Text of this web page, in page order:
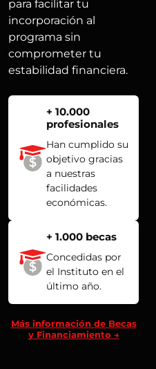
para facilitar tu
incorporación al
programa sin
comprometer tu
estabilidad financiera.
+ 10.000
profesionales
Han cumplido su
objetivo gracias
a nuestras
facilidades
económicas.
+ 1.000 becas
Concedidas por
el Instituto en el
último año.
Más información de Becas
y Financiamiento →